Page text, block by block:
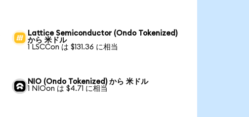
Lattice Semiconductor (Ondo Tokenized)
から 米ドル
1 LSCCon は $131.36 に相当
NIO (Ondo Tokenized) から 米ドル
1 NIOon は $4.71 に相当